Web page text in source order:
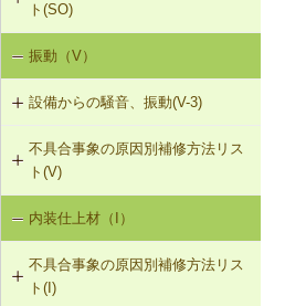
G-2-704 欠損部充填工法（ALCパネ
ル）
SO-3-303 断熱材の折り返し部分に
せっこうボード直張り工法を採用し
たRC造の界壁の補修
ート材への交換
SO-5-302 バルコニー手すりの風騒
音（笛吹き音）を防止する補助部材
の設置
ト(SO)
界床に係る遮音不良（床歩行音等の
床衝撃音）（SO-1）
界床に係る遮音不良（椅子の移動音
や物の落下音等の床衝撃音）（SO-
2）
界壁に係る遮音不良（界壁からの透
過音）（SO-3）
外壁開口部に係る遮音不良（外部開
振動（V）
設備からの騒音、振動(V-3)
V-3-001 換気扇・ダクト等の交換工
事
V-3-002 水栓の取付け直し
V-3-003 器具用通気弁の取付け
不具合事象の原因別補修方法リス
ト(V)
床振動（V-1）
水平振動（V-2）
内装仕上材（I）
不具合事象の原因別補修方法リス
ト(I)